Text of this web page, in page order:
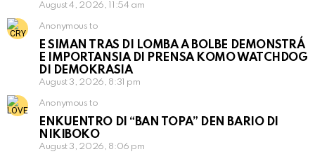
August 4, 2026, 11:54 am
Anonymous to
E SIMAN TRAS DI LOMBA A BOLBE DEMONSTRÁ
E IMPORTANSIA DI PRENSA KOMO WATCHDOG
DI DEMOKRASIA
August 3, 2026, 8:31 pm
Anonymous to
ENKUENTRO DI “BAN TOPA” DEN BARIO DI
NIKIBOKO
August 3, 2026, 8:06 pm